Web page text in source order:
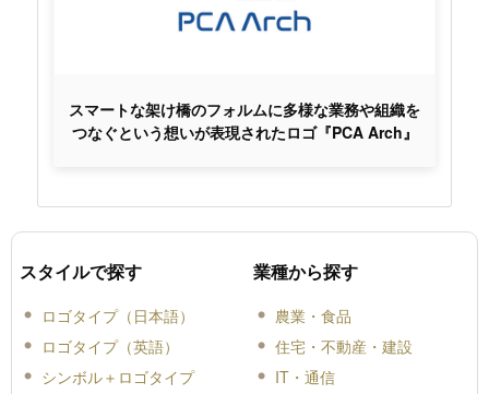
スマートな架け橋のフォルムに多様な業務や組織を
つなぐという想いが表現されたロゴ『PCA Arch』
スタイルで探す
ロゴタイプ（日本語）
ロゴタイプ（英語）
シンボル＋ロゴタイプ
業種から探す
農業・食品
住宅・不動産・建設
IT・通信